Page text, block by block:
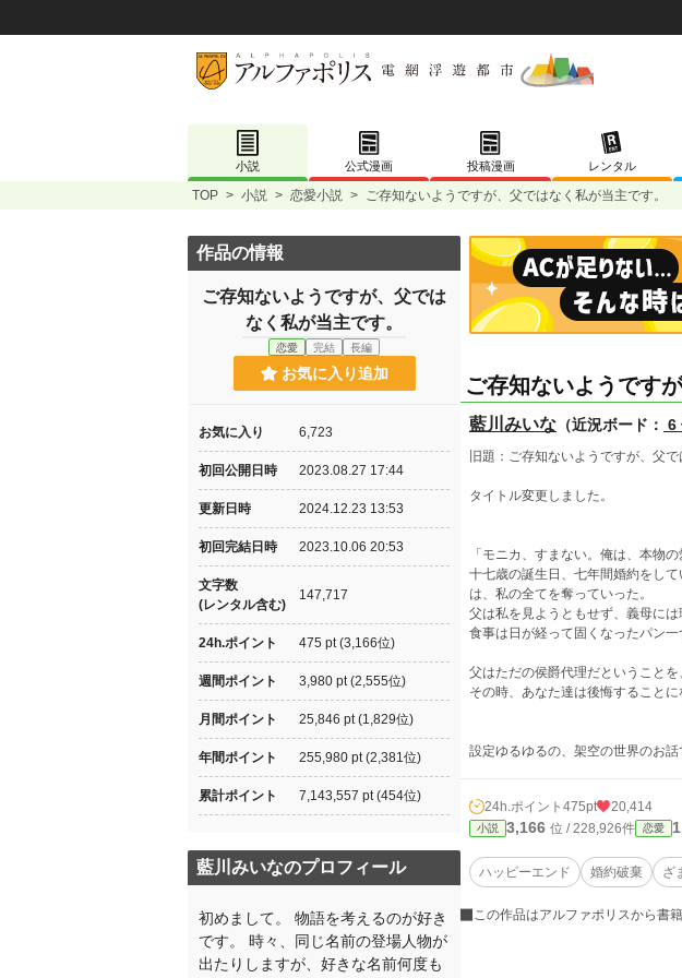
小説 公式漫画 投稿漫画 レンタル
TOP > 小説 > 恋愛小説 > ご存知ないようですが、父ではなく私が当主です。
ご存知ないようです
藍川みいな （近況ボード： 6
旧題：ご存知ないようですが、父で
タイトル変更しました。
「モニカ、すまない。俺は、本物
十七歳の誕生日、七年間婚約をし
は、私の全てを奪っていった。
父は私を見ようともせず、義母には
食事は日が経って固くなったパン
父はただの侯爵代理だということ
その時、あなた達は後悔することに
設定ゆるゆるの、架空の世界のお話
24h.ポイント 475pt 20,414
小説 3,166 位 / 228,926件 恋愛
ハッピーエンド 婚約破棄 ざ
この作品はアルファポリスから書
作品の情報
ご存知ないようですが、父では
なく私が当主です。
恋愛 完結 長編
お気に入り追加
お気に入り 6,723
初回公開日時 2023.08.27 17:44
更新日時 2024.12.23 13:53
初回完結日時 2023.10.06 20:53
文字数
(レンタル含む)
147,717
24h.ポイント 475 pt (3,166位)
週間ポイント 3,980 pt (2,555位)
月間ポイント 25,846 pt (1,829位)
年間ポイント 255,980 pt (2,381位)
累計ポイント 7,143,557 pt (454位)
藍川みいなのプロフィール
初めまして。 物語を考えるのが好き
です。 時々、同じ名前の登場人物が
出たりしますが、好きな名前何度も